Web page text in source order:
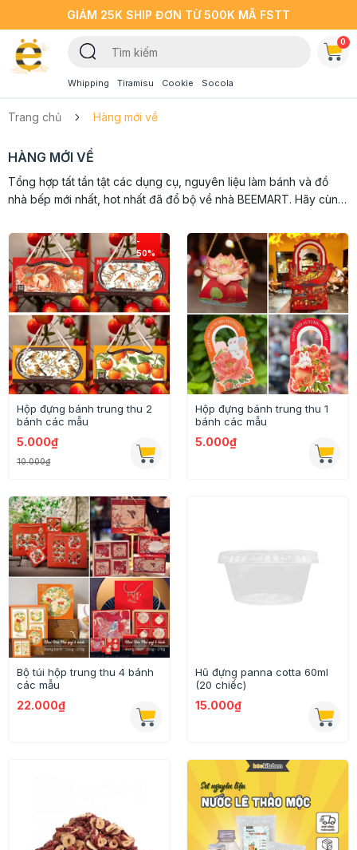
GIẢM 25K SHIP ĐƠN TỪ 500K MÃ FSTT
Whipping Tiramisu Cookie Socola
0
Trang chủ Hàng mới về
HÀNG MỚI VỀ
Tổng hợp tất tần tật các dụng cụ, nguyên liệu làm bánh và đồ
nhà bếp mới nhất, hot nhất đã đổ bộ về nhà BEEMART. Hãy cùng
nhà bếp mới...
Hộp đựng bánh trung thu 2
bánh các mẫu
5.000₫
10.000₫
Hộp đựng bánh trung thu 1
bánh các mẫu
5.000₫
Bộ túi hộp trung thu 4 bánh
các mẫu
22.000₫
Hũ đựng panna cotta 60ml
(20 chiếc)
15.000₫